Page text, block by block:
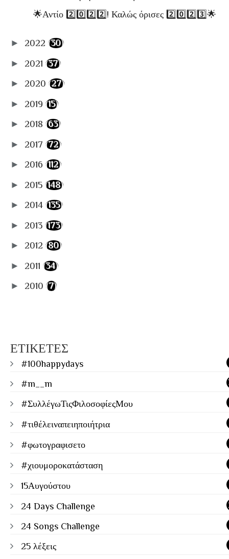
🌟Αντίο 2️⃣0️⃣2️⃣2️⃣! Καλώς όρισες 2️⃣0️⃣2️⃣3️⃣🌟
► 2022 (30)
► 2021 (37)
► 2020 (27)
► 2019 (15)
► 2018 (63)
► 2017 (72)
► 2016 (112)
► 2015 (148)
► 2014 (135)
► 2013 (173)
► 2012 (80)
► 2011 (34)
► 2010 (7)
ΕΤΙΚΕΤΕΣ
#100happydays
#m__m
#ΣυλλέγωΤιςΦιλοσοφίεςΜου
#τιθέλειναπειηποιήτρια
#φωτογραφισετο
#χιουμοροκατάσταση
15Αυγούστου
24 Days Challenge
24 Songs Challenge
25 λέξεις